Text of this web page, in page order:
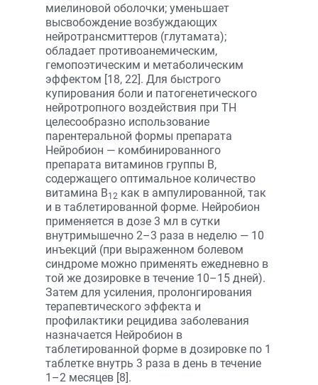
миелиновой оболочки; уменьшает
высвобождение возбуждающих
нейротрансмиттеров (глутамата);
обладает противоанемическим,
гемопоэтическим и метаболическим
эффектом [18, 22]. Для быстрого
купирования боли и патогенетического
нейротропного воздействия при ТН
целесообразно использование
парентеральной формы препарата
Нейробион — комбинированного
препарата витаминов группы B,
содержащего оптимальное количество
витамина B12 как в ампулированной, так
и в таблетированной форме. Нейробион
применяется в дозе 3 мл в сутки
внутримышечно 2–3 раза в неделю — 10
инъекций (при выраженном болевом
синдроме можно применять ежедневно в
той же дозировке в течение 10–15 дней).
Затем для усиления, пролонгирования
терапевтического эффекта и
профилактики рецидива заболевания
назначается Нейробион в
таблетированной форме в дозировке по 1
таблетке внутрь 3 раза в день в течение
1–2 месяцев [8].